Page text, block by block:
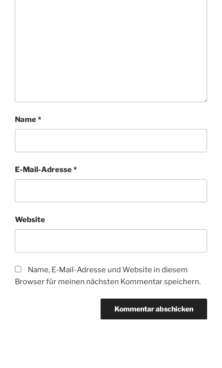
Name*
E-Mail-Adresse*
Website
Name, E-Mail-Adresse und Website in diesem
Browser für meinen nächsten Kommentar speichern.